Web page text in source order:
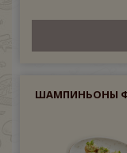
ШАМПИНЬОНЫ